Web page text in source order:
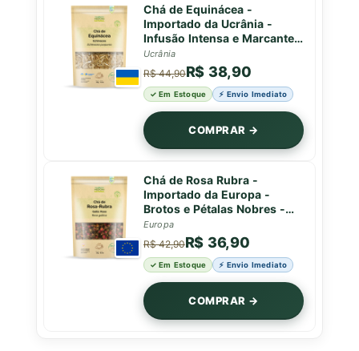
Chá de Equinácea -
Importado da Ucrânia -
Infusão Intensa e Marcante -
50g
Ucrânia
R$ 44,90R$ 38,90
✓ Em Estoque ⚡ Envio Imediato
COMPRAR →
Chá de Rosa Rubra -
Importado da Europa -
Brotos e Pétalas Nobres -
25g
Europa
R$ 42,90R$ 36,90
✓ Em Estoque ⚡ Envio Imediato
COMPRAR →